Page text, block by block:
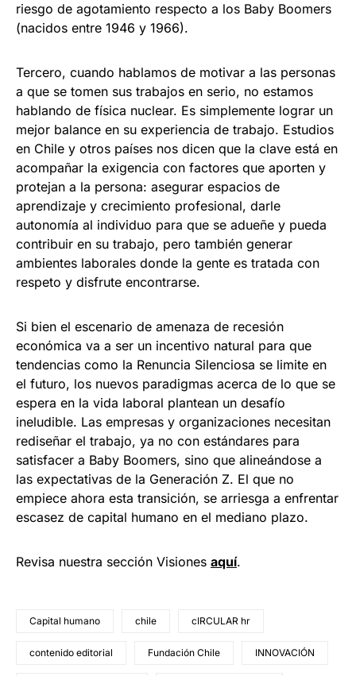
riesgo de agotamiento respecto a los Baby Boomers
(nacidos entre 1946 y 1966).
Tercero, cuando hablamos de motivar a las personas
a que se tomen sus trabajos en serio, no estamos
hablando de física nuclear. Es simplemente lograr un
mejor balance en su experiencia de trabajo. Estudios
en Chile y otros países nos dicen que la clave está en
acompañar la exigencia con factores que aporten y
protejan a la persona: asegurar espacios de
aprendizaje y crecimiento profesional, darle
autonomía al individuo para que se adueñe y pueda
contribuir en su trabajo, pero también generar
ambientes laborales donde la gente es tratada con
respeto y disfrute encontrarse.
Si bien el escenario de amenaza de recesión
económica va a ser un incentivo natural para que
tendencias como la Renuncia Silenciosa se limite en
el futuro, los nuevos paradigmas acerca de lo que se
espera en la vida laboral plantean un desafío
ineludible. Las empresas y organizaciones necesitan
rediseñar el trabajo, ya no con estándares para
satisfacer a Baby Boomers, sino que alineándose a
las expectativas de la Generación Z. El que no
empiece ahora esta transición, se arriesga a enfrentar
escasez de capital humano en el mediano plazo.
Revisa nuestra sección Visiones aquí.
Capital humano chile cIRCULAR hr
contenido editorial Fundación Chile INNOVACIÓN